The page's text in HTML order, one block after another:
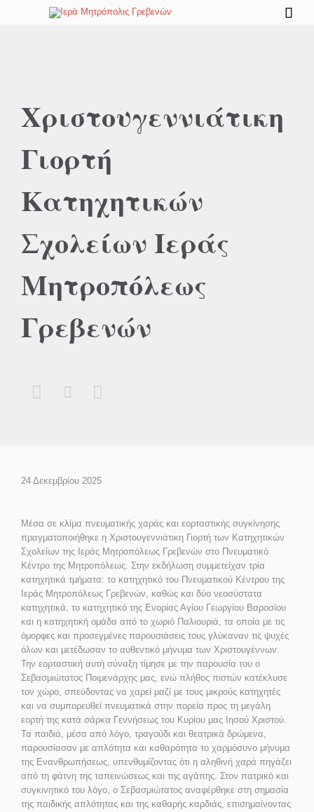

Χριστουγεννιάτικη
Γιορτή
Κατηχητικών
Σχολείων Ιεράς
Μητροπόλεως
Γρεβενών
  
24 Δεκεμβρίου 2025
Μέσα σε κλίμα πνευματικής χαράς και εορταστικής συγκίνησης
πραγματοποιήθηκε η Χριστουγεννιάτικη Γιορτή των Κατηχητικών
Σχολείων της Ιεράς Μητροπόλεως Γρεβενών στο Πνευματικό
Κέντρο της Μητροπόλεως. Στην εκδήλωση συμμετείχαν τρία
κατηχητικά τμήματα: το κατηχητικό του Πνευματικού Κέντρου της
Ιεράς Μητροπόλεως Γρεβενών, καθώς και δύο νεοσύστατα
κατηχητικά, το κατηχητικό της Ενορίας Αγίου Γεωργίου Βαροσίου
και η κατηχητική ομάδα από το χωριό Παλιουριά, τα οποία με τις
όμορφες και προσεγμένες παρουσιάσεις τους γλύκαναν τις ψυχές
όλων και μετέδωσαν το αυθεντικό μήνυμα των Χριστουγέννων.
Την εορταστική αυτή σύναξη τίμησε με την παρουσία του ο
Σεβασμιώτατος Ποιμενάρχης μας, ενώ πλήθος πιστών κατέκλυσε
τον χώρο, σπεύδοντας να χαρεί μαζί με τους μικρούς κατηχητές
και να συμπορευθεί πνευματικά στην πορεία προς τη μεγάλη
εορτή της κατά σάρκα Γεννήσεως του Κυρίου μας Ιησού Χριστού.
Τα παιδιά, μέσα από λόγο, τραγούδι και θεατρικά δρώμενα,
παρουσίασαν με απλότητα και καθαρότητα το χαρμόσυνο μήνυμα
της Ενανθρωπήσεως, υπενθυμίζοντας ότι η αληθινή χαρά πηγάζει
από τη φάτνη της ταπεινώσεως και της αγάπης. Στον πατρικό και
συγκινητικό του λόγο, ο Σεβασμιώτατος αναφέρθηκε στη σημασία
της παιδικής απλότητας και της καθαρής καρδιάς, επισημαίνοντας